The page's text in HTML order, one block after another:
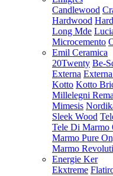
Candlewood
Hardwood
Long Mde
Microcemento
Emil Ceramica
20Twenty Be-
Externa
Kotto Kotto
Millelegni
Mimesis
Sleek Wood
Tele Di Marmo
Marmo Pure
Marmo
Energie Ker
Ekxtreme